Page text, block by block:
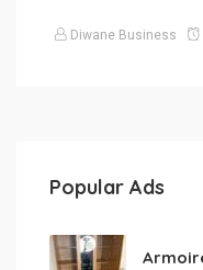
Diwane Business
Popular Ads